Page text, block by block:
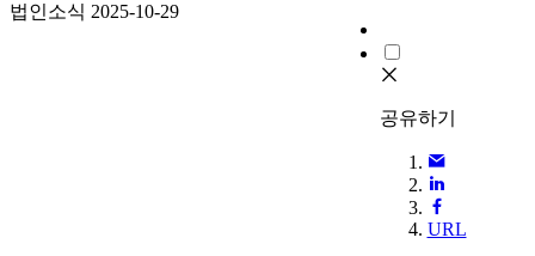
법인소식 2025-10-29
공유하기
URL